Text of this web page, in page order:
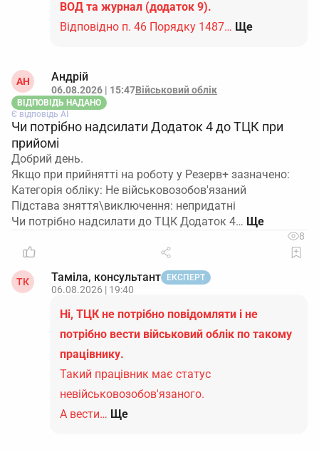
ВОД та журнал (додаток 9).
Відповідно п. 46 Порядку 1487… Ще
АН Андрій
06.08.2026 | 15:47Військовий облік
ВІДПОВІДЬ НАДАНО
Є відповідь АІ
Чи потрібно надсилати Додаток 4 до ТЦК при
прийомі
Добрий день.
Якщо при прийнятті на роботу у Резерв+ зазначено:
Категорія обліку: Не військовозобов'язаний
Підстава зняття\виключення: непридатні
Чи потрібно надсилати до ТЦК Додаток 4…
8
ТК Таміла, консультант ЕКСПЕРТ
06.08.2026 | 19:40
Ні, ТЦК не потрібно повідомляти і не
потрібно вести військовий облік по такому
працівнику.
Такий працівник має статус
невійськовозобов'язаного.
А вести… Ще